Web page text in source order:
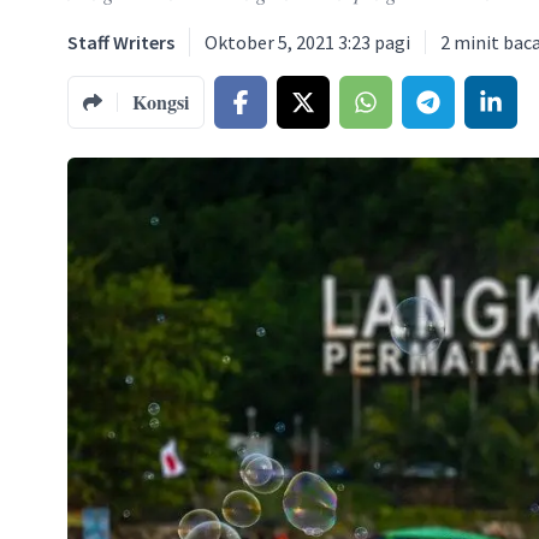
Staff Writers Oktober 5, 2021 3:23 pagi 2 minit
Kongsi